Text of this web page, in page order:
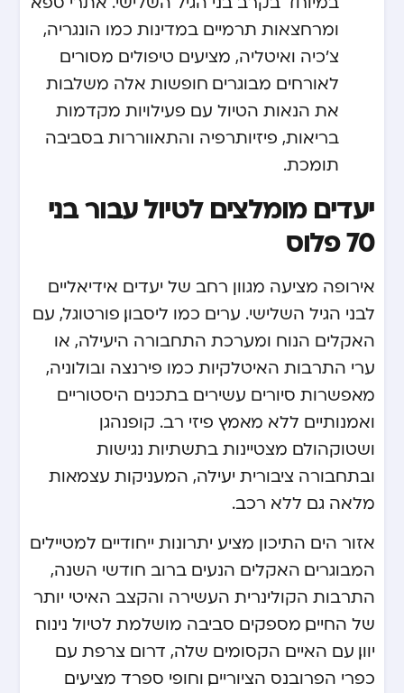
ומרחצאות תרמיים במדינות כמו הונגריה,
צ’כיה ואיטליה, מציעים טיפולים מסורים
לאורחים מבוגרים. חופשות אלה משלבות
את הנאות הטיול עם פעילויות מקדמות
בריאות, פיזיותרפיה והתאווררות בסביבה
תומכת.
יעדים מומלצים לטיול עבור בני
70 פלוס
אירופה מציעה מגוון רחב של יעדים אידיאליים
לבני הגיל השלישי. ערים כמו ליסבון, פורטוגל, עם
האקלים הנוח ומערכת התחבורה היעילה, או
ערי התרבות האיטלקיות כמו פירנצה ובולוניה,
מאפשרות סיורים עשירים בתכנים היסטוריים
ואמנותיים ללא מאמץ פיזי רב. קופנהגן
ושטוקהולם מצטיינות בתשתיות נגישות
ובתחבורה ציבורית יעילה, המעניקות עצמאות
מלאה גם ללא רכב.
אזור הים התיכון מציע יתרונות ייחודיים למטיילים
המבוגרים. האקלים הנעים ברוב חודשי השנה,
התרבות הקולינרית העשירה והקצב האיטי יותר
של החיים, מספקים סביבה מושלמת לטיול נינוח.
יוון, עם האיים הקסומים שלה, דרום צרפת עם
כפרי הפרובנס הציוריים, וחופי ספרד מציעים